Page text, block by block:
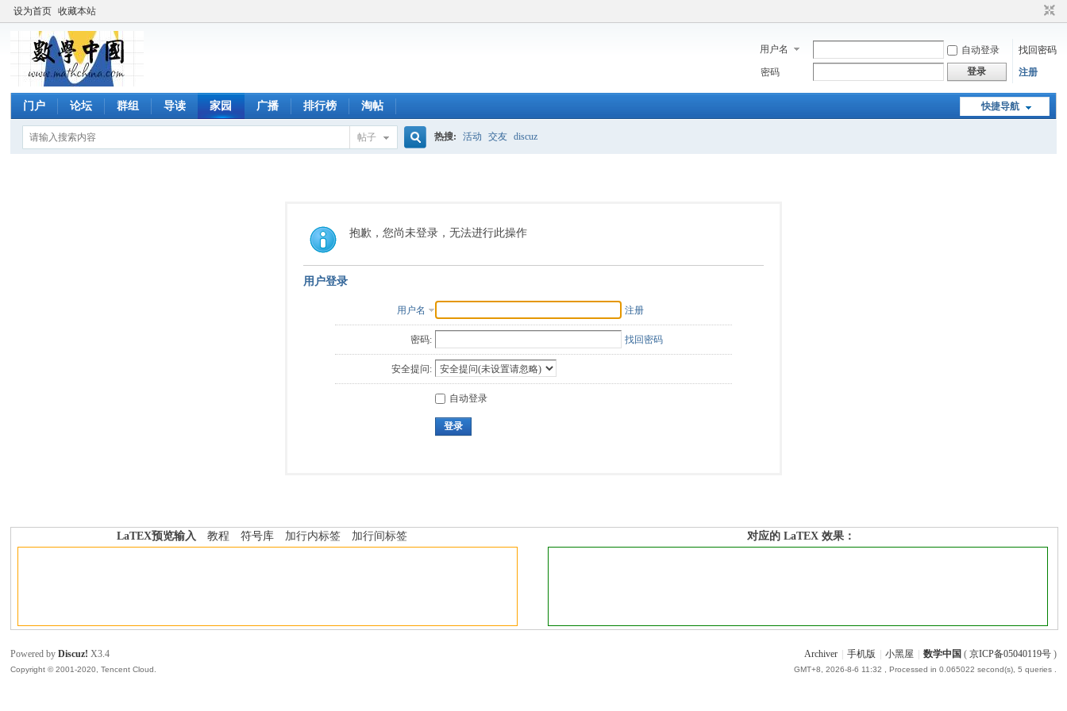
设为首页 收藏本站
用户名 自动登录
找回密码
密码
登录 注册
快捷导航
门户 论坛 群组 导读 家园 广播 排行榜 淘帖
帖子
索
热搜: 活动 交友 discuz
抱歉，您尚未登录，无法进行此操作
用户登录
用户名 注册
密码: 找回密码
安全提问:
自动登录
登录
LaTEX预览输入 教程 符号库 加行内标签 加行间标签 对应的 LaTEX 效果：
Archiver 手机版 小黑屋 数学中国 ( 京ICP备05040119号)
GMT+8, 2026-8-6 11:32 , Processed in 0.065022 second(s), 5 queries .
Powered byDiscuz! X3.4
Copyright © 2001-2020, Tencent Cloud.